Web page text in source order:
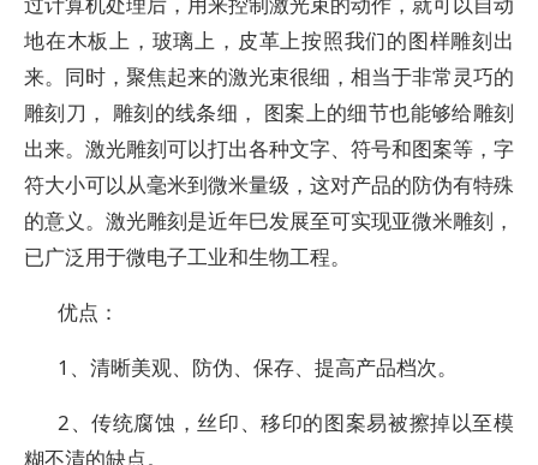
地在木板上，玻璃上，皮革上按照我们的图样雕刻出
来。同时，聚焦起来的激光束很细，相当于非常灵巧的
雕刻刀， 雕刻的线条细， 图案上的细节也能够给雕刻
出来。激光雕刻可以打出各种文字、符号和图案等，字
符大小可以从毫米到微米量级，这对产品的防伪有特殊
的意义。激光雕刻是近年巳发展至可实现亚微米雕刻，
已广泛用于微电子工业和生物工程。
优点：
1、清晰美观、防伪、保存、提高产品档次。
2、传统腐蚀，丝印、移印的图案易被擦掉以至模
糊不清的缺点。